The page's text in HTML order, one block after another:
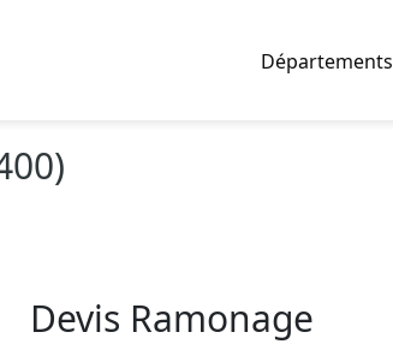
Départements
Devis Ramonage